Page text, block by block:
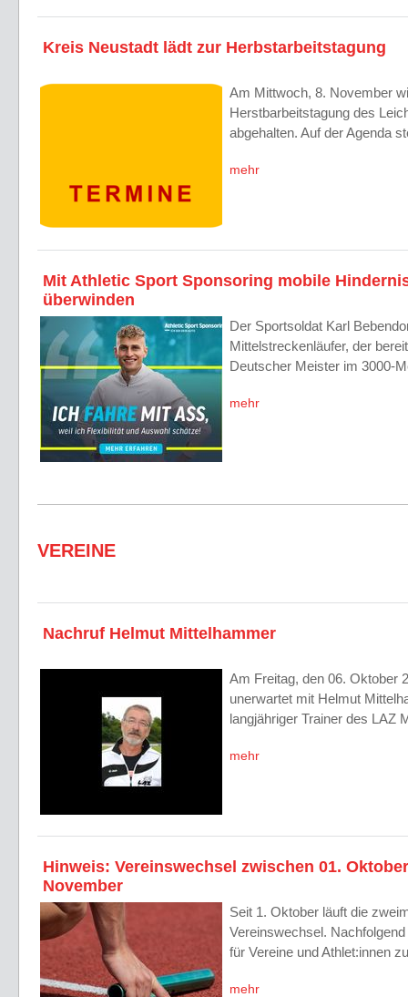
Kreis Neustadt lädt zur Herbstarbeitstagung
Am Mittwoch, 8. November
Herstbarbeitstagung des
abgehalten. Auf der Agenda
mehr
Mit Athletic Sport Sponsoring mobile
überwinden
Der Sportsoldat Karl
Mittelstreckenläufer, der
Deutscher Meister im 3000-
mehr
VEREINE
Nachruf Helmut Mittelhammer
Am Freitag, den 06. Oktober
unerwartet mit Helmut
langjähriger Trainer des LAZ
mehr
Hinweis: Vereinswechsel zwischen 01.
November
Seit 1. Oktober läuft die
Vereinswechsel.
für Vereine und Athlet:innen
mehr